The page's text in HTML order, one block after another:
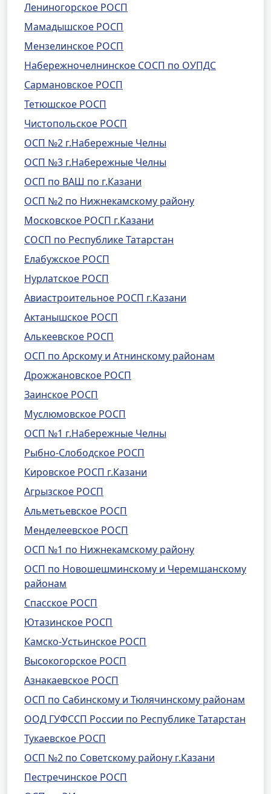
Лениногорское РОСП
Мамадышское РОСП
Мензелинское РОСП
Набережночелнинское СОСП по ОУПДС
Сармановское РОСП
Тетюшское РОСП
Чистопольское РОСП
ОСП №2 г.Набережные Челны
ОСП №3 г.Набережные Челны
ОСП по ВАШ по г.Казани
ОСП №2 по Нижнекамскому району
Московское РОСП г.Казани
СОСП по Республике Татарстан
Елабужское РОСП
Нурлатское РОСП
Авиастроительное РОСП г.Казани
Актанышское РОСП
Алькеевское РОСП
ОСП по Арскому и Атнинскому районам
Дрожжановское РОСП
Заинское РОСП
Муслюмовское РОСП
ОСП №1 г.Набережные Челны
Рыбно-Слободское РОСП
Кировское РОСП г.Казани
Агрызское РОСП
Альметьевское РОСП
Менделеевское РОСП
ОСП №1 по Нижнекамскому району
ОСП по Новошешминскому и Черемшанскому
районам
Спасское РОСП
Ютазинское РОСП
Камско-Устьинское РОСП
Высокогорское РОСП
Азнакаевское РОСП
ОСП по Сабинскому и Тюлячинскому районам
ООД ГУФССП России по Республике Татарстан
Тукаевское РОСП
ОСП №2 по Советскому району г.Казани
Пестречинское РОСП